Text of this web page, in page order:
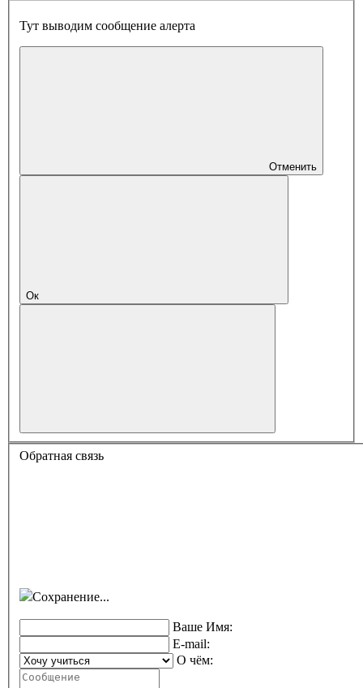
Тут выводим сообщение алерта
Отменить
Ок
Обратная связь
Сохранение...
Ваше Имя:
E-mail:
О чём: